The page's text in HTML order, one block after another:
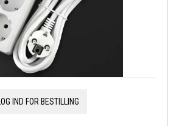
LOG IND FOR BESTILLING